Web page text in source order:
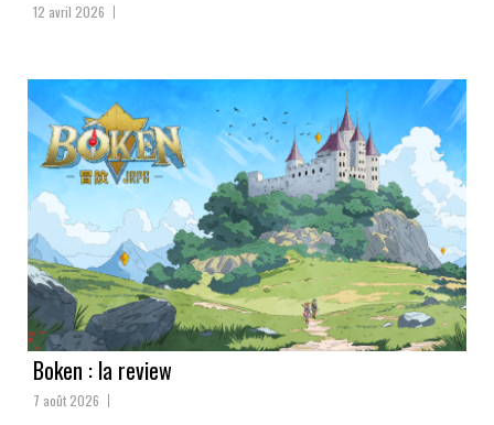
12 avril 2026
Boken : la review
7 août 2026